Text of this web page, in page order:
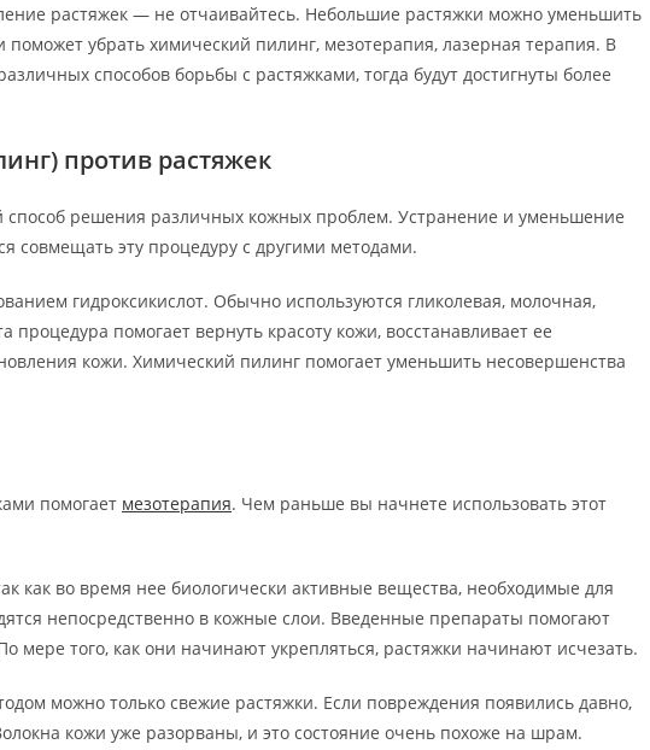
растяжек — не отчаивайтесь. Небольшие растяжки можно уменьшить
убрать химический пилинг, мезотерапия, лазерная терапия. В
способов борьбы с растяжками, тогда будут достигнуты более
против растяжек
решения различных кожных проблем. Устранение и уменьшение
совмещать эту процедуру с другими методами.
гидроксикислот. Обычно используются гликолевая, молочная,
помогает вернуть красоту кожи, восстанавливает ее
кожи. Химический пилинг помогает уменьшить несовершенства
помогает мезотерапия. Чем раньше вы начнете использовать этот
как во время нее биологически активные вещества, необходимые для
непосредственно в кожные слои. Введенные препараты помогают
мере того, как они начинают укрепляться, растяжки начинают исчезать.
можно только свежие растяжки. Если повреждения появились давно,
кожи уже разорваны, и это состояние очень похоже на шрам.